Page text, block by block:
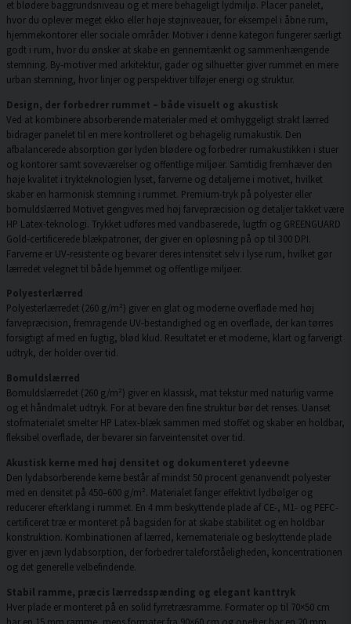
et blødere baggrundsniveau og et mere behageligt lydmiljø. Placer panelet,
hvor du oplever meget ekko eller høje støjniveauer, for eksempel i åbne rum,
hjemmekontorer eller sociale områder. Motiver i denne kategori fungerer særligt
godt i rum, hvor du ønsker at skabe en gennemtænkt og sammenhængende
stemning. By-motiver med arkitektur, gader og silhuetter giver rummet en mere
urban stemning, hvor linjer og perspektiver tilføjer energi og struktur.
Design, der forbedrer rummet – både visuelt og akustisk
Ved at kombinere absorberende materialer med et omhyggeligt strakt lærred
bidrager panelet til en mere kontrolleret og behagelig rumakustik. Den
afbalancerede absorption gør lyden blødere og forbedrer rumakustikken i stuer
og kontorer samt soveværelser og offentlige miljøer. Samtidig fremhæver den
høje kvalitet i trykteknologien lyset, farverne og detaljerne i motivet, hvilket
skaber en harmonisk stemning i rummet. Premium-tryk på polyester eller
bomuldslærred Motivet gengives med høj farvepræcision og detaljer takket være
HP Latex-teknologi. Trykket udføres med vandbaserede, lugtfri og GREENGUARD
Gold-certificerede blækpatroner, der giver en opløsning på op til 300 DPI.
Farverne er UV-resistente og bevarer deres intensitet selv i lyse rum, hvilket gør
lærredet velegnet til både hjemmet og offentlige miljøer.
Polyesterlærred
Polyesterlærredet (260 g/m²) giver en glat og moderne overflade med høj
farvepræcision, fremragende UV-bestandighed og en overflade, der kan tørres
forsigtigt af med en fugtig, blød klud. Resultatet er et moderne, klart og farverigt
udtryk, der holder over tid.
Bomuldslærred
Bomuldslærredet (260 g/m²) giver en klassisk, mat tekstur med naturlig varme
og et håndmalet udtryk. For at bevare den fine struktur bør det renses. Uanset
stofmaterialet smelter HP Latex-blæk sammen med stoffet og skaber en holdbar,
fleksibel overflade, der bevarer sin farveintensitet over tid.
Akustisk kerne med høj densitet og dokumenteret ydeevne
Den lydabsorberende kerne består af mindst 50 procent genanvendt polyester
med en densitet på 450–600 g/m². Materialet fanger effektivt lydbølger og
reducerer efterklang i rummet. En 4 mm beskyttende plade af CE-, M1- og PEFC-
certificeret træ er monteret på bagsiden for at skabe stabilitet og en holdbar
konstruktion. Kombinationen af lærred, kernemateriale og beskyttende plade
giver en jævn lydabsorption, der forbedrer taleforståeligheden, koncentrationen
og det generelle velbefindende.
Stabil ramme, præcis lærredsspænding og elegant kanttryk
Hver plade er monteret på en solid fyrretræsramme. Formater op til 70×50 cm